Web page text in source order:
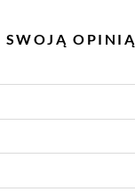
SWOJĄ OPINIĄ